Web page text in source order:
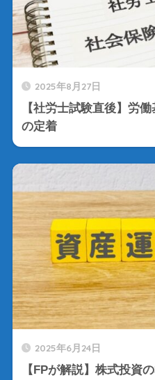
2025年8月27日
【社労士試験直後】労
の定着
2025年6月24日
【FPが解説】株式投資